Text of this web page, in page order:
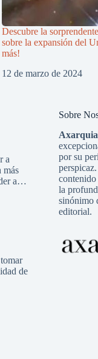
Descubre la
sobre la expansión del
más!
12 de marzo de 2024
a
más
a…
de
Sobre
por su
la
sinónimo
editorial.